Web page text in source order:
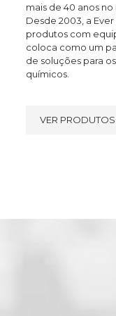
mais de 40 anos
Desde 2003, a
produtos com
coloca como um
de soluções para
químicos.
VER PRODUTOS